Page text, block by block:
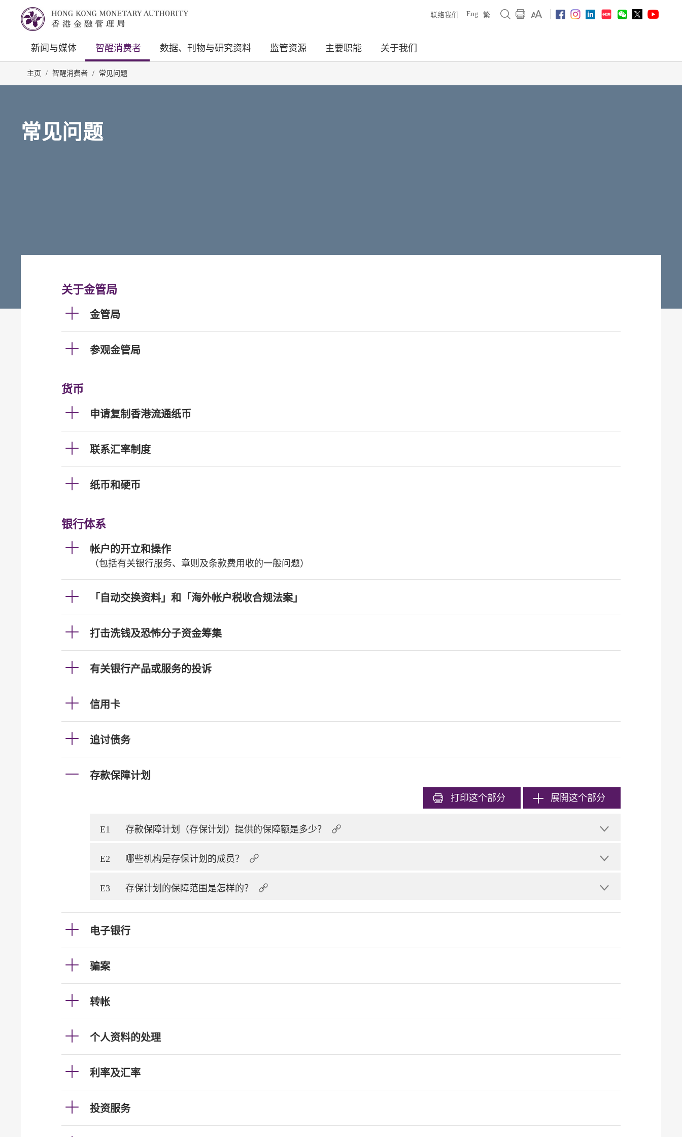
联络我们 Eng 繁
新闻与媒体 智醒消费者 数据、刊物与研究资料 监管资源 主要职能 关于我们
主页 / 智醒消费者 / 常见问题
常见问题
关于金管局
金管局
参观金管局
货币
申请复制香港流通纸币
联系汇率制度
纸币和硬币
银行体系
帐户的开立和操作
（包括有关银行服务、章则及条款费用收的一般问题）
「自动交换资料」和「海外帐户税收合规法案」
打击洗钱及恐怖分子资金筹集
有关银行产品或服务的投诉
信用卡
追讨债务
存款保障计划
打印这个部分 展開这个部分
E1 存款保障计划（存保计划）提供的保障额是多少？
E2 哪些机构是存保计划的成员？
E3 存保计划的保障范围是怎样的？
电子银行
骗案
转帐
个人资料的处理
利率及汇率
投资服务